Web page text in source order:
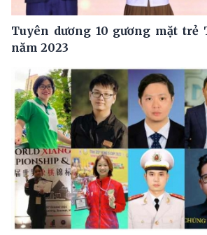
Tuyên dương 10 gương mặt trẻ
năm 2023